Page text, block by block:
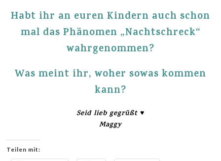
Habt ihr an euren Kindern auch schon
mal das Phänomen „Nachtschreck“
wahrgenommen?
Was meint ihr, woher sowas kommen
kann?
Seid lieb gegrüßt ♥
Maggy
Teilen mit: